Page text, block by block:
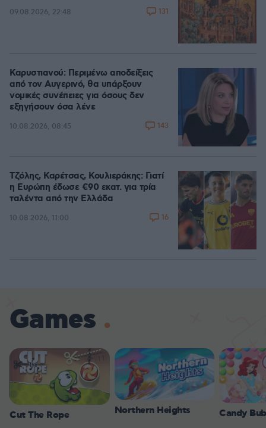
09.08.2026, 22:48 131
Καρυστιανού: Περιμένω αποδείξεις
από τον Αυγερινό, θα υπάρξουν
νομικές συνέπειες για όσους δεν
εξηγήσουν όσα λένε
10.08.2026, 08:45 143
Τζόλης, Καρέτσας, Κουλιεράκης: Γιατί
η Ευρώπη έδωσε €90 εκατ. για τρία
ταλέντα από την Ελλάδα
10.08.2026, 11:00 16
Games
Cut The Rope Northern Heights Candy